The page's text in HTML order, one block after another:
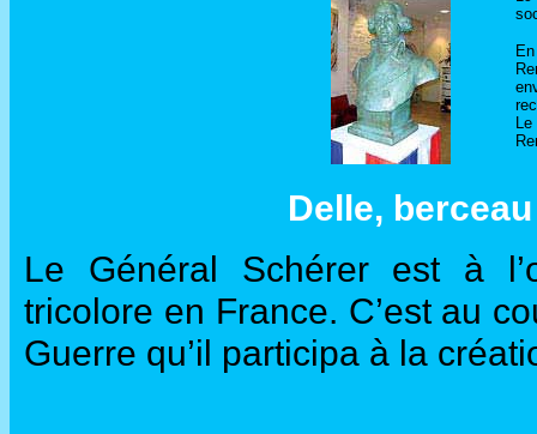
Delle,
Le Général Schérer est à
tricolore en France. C’est au
Guerre qu’il participa à la